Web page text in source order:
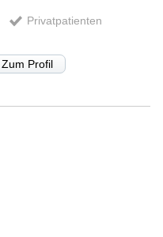
Privatpatienten
Zum Profil